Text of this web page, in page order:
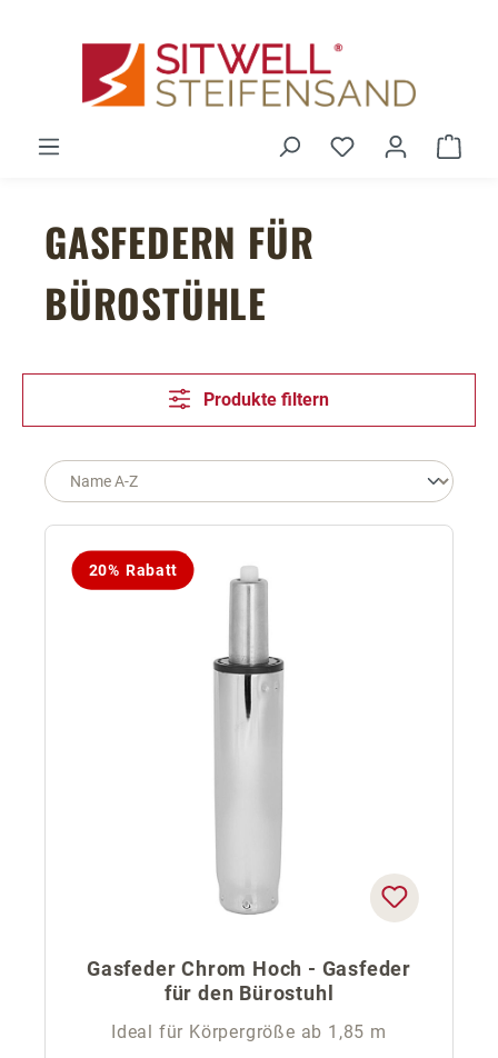
Du hast 0
GASFEDERN FÜR
BÜROSTÜHLE
Produkte filtern
20% Rabatt
Gasfeder Chrom Hoch - Gasfeder
für den Bürostuhl
Ideal für Körpergröße ab 1,85 m